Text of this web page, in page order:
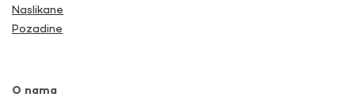
Naslikane
Pozadine
O nama